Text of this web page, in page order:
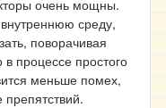
очень мощны.
среду,
поворачивая
процессе простого
меньше помех,